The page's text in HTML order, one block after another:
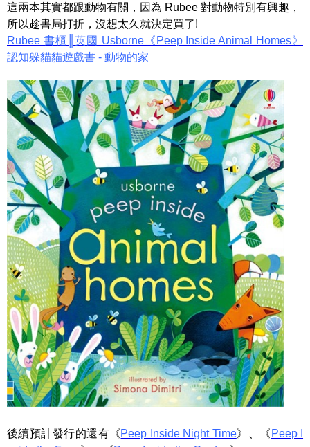
這兩本其實都跟動物有關，因為 Rubee 對動物特別有興趣，
所以趁書局打折，沒想太久就決定買了!
Rubee 書櫃║英國 Usborne《Peep Inside Animal Homes》
認知躲貓貓遊戲書 - 動物的家
後續預計發行的還有《Peep Inside Night Time》、《 Peep I